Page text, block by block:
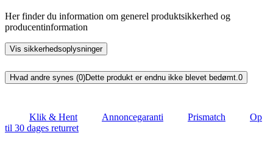
Her finder du information om generel produktsikkerhed og
producentinformation
Vis sikkerhedsoplysninger
Hvad andre synes (0)Dette produkt er endnu ikke blevet bedømt.0
Klik & Hent Annoncegaranti Prismatch
Op
til 30 dages returret